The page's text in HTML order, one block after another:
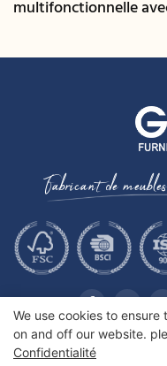
multifonctionnelle
25-L - GCON
Fabricant de
We use cookies to
on and off our website.
Confidentialité